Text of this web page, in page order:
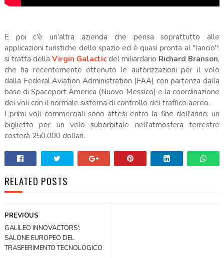
E poi c'è un'altra azienda che pensa soprattutto alle
applicazioni turistiche dello spazio ed è quasi pronta al "lancio":
si tratta della Virgin Galactic del miliardario Richard Branson,
che ha recentemente ottenuto le autorizzazioni per il volo
dalla Federal Aviation Administration (FAA) con partenza dalla
base di Spaceport America (Nuovo Messico) e la coordinazione
dei voli con il normale sistema di controllo del traffico aereo.
I primi voli commerciali sono attesi entro la fine dell'anno: un
biglietto per un volo suborbitale nell'atmosfera terrestre
costerà 250.000 dollari.
RELATED POSTS
PREVIOUS
GALILEO INNOVACTORS':
SALONE EUROPEO DEL
TRASFERIMENTO TECNOLOGICO